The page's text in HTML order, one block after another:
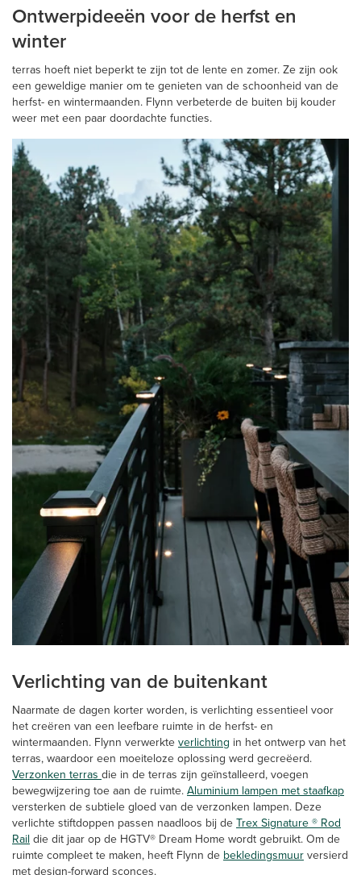
Ontwerpideeën voor de herfst en
winter
terras hoeft niet beperkt te zijn tot de lente en zomer. Ze zijn ook
een geweldige manier om te genieten van de schoonheid van de
herfst- en wintermaanden. Flynn verbeterde de buiten bij kouder
weer met een paar doordachte functies.
Verlichting van de buitenkant
Naarmate de dagen korter worden, is verlichting essentieel voor
het creëren van een leefbare ruimte in de herfst- en
wintermaanden. Flynn verwerkteverlichting in het ontwerp van het
terras, waardoor een moeiteloze oplossing werd gecreëerd.
Verzonken terras die in de terras zijn geïnstalleerd, voegen
bewegwijzering toe aan de ruimte.Aluminium lampen met staafkap
versterken de subtiele gloed van de verzonken lampen. Deze
verlichte stiftdoppen passen naadloos bij deTrex Signature ® Rod
Rail die dit jaar op de HGTV® Dream Home wordt gebruikt. Om de
ruimte compleet te maken, heeft Flynn de bekledingsmuurversierd
met design-forward sconces.